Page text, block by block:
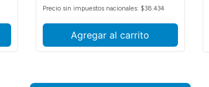
Precio sin impuestos nacionales: $38.434
Agregar al carrito